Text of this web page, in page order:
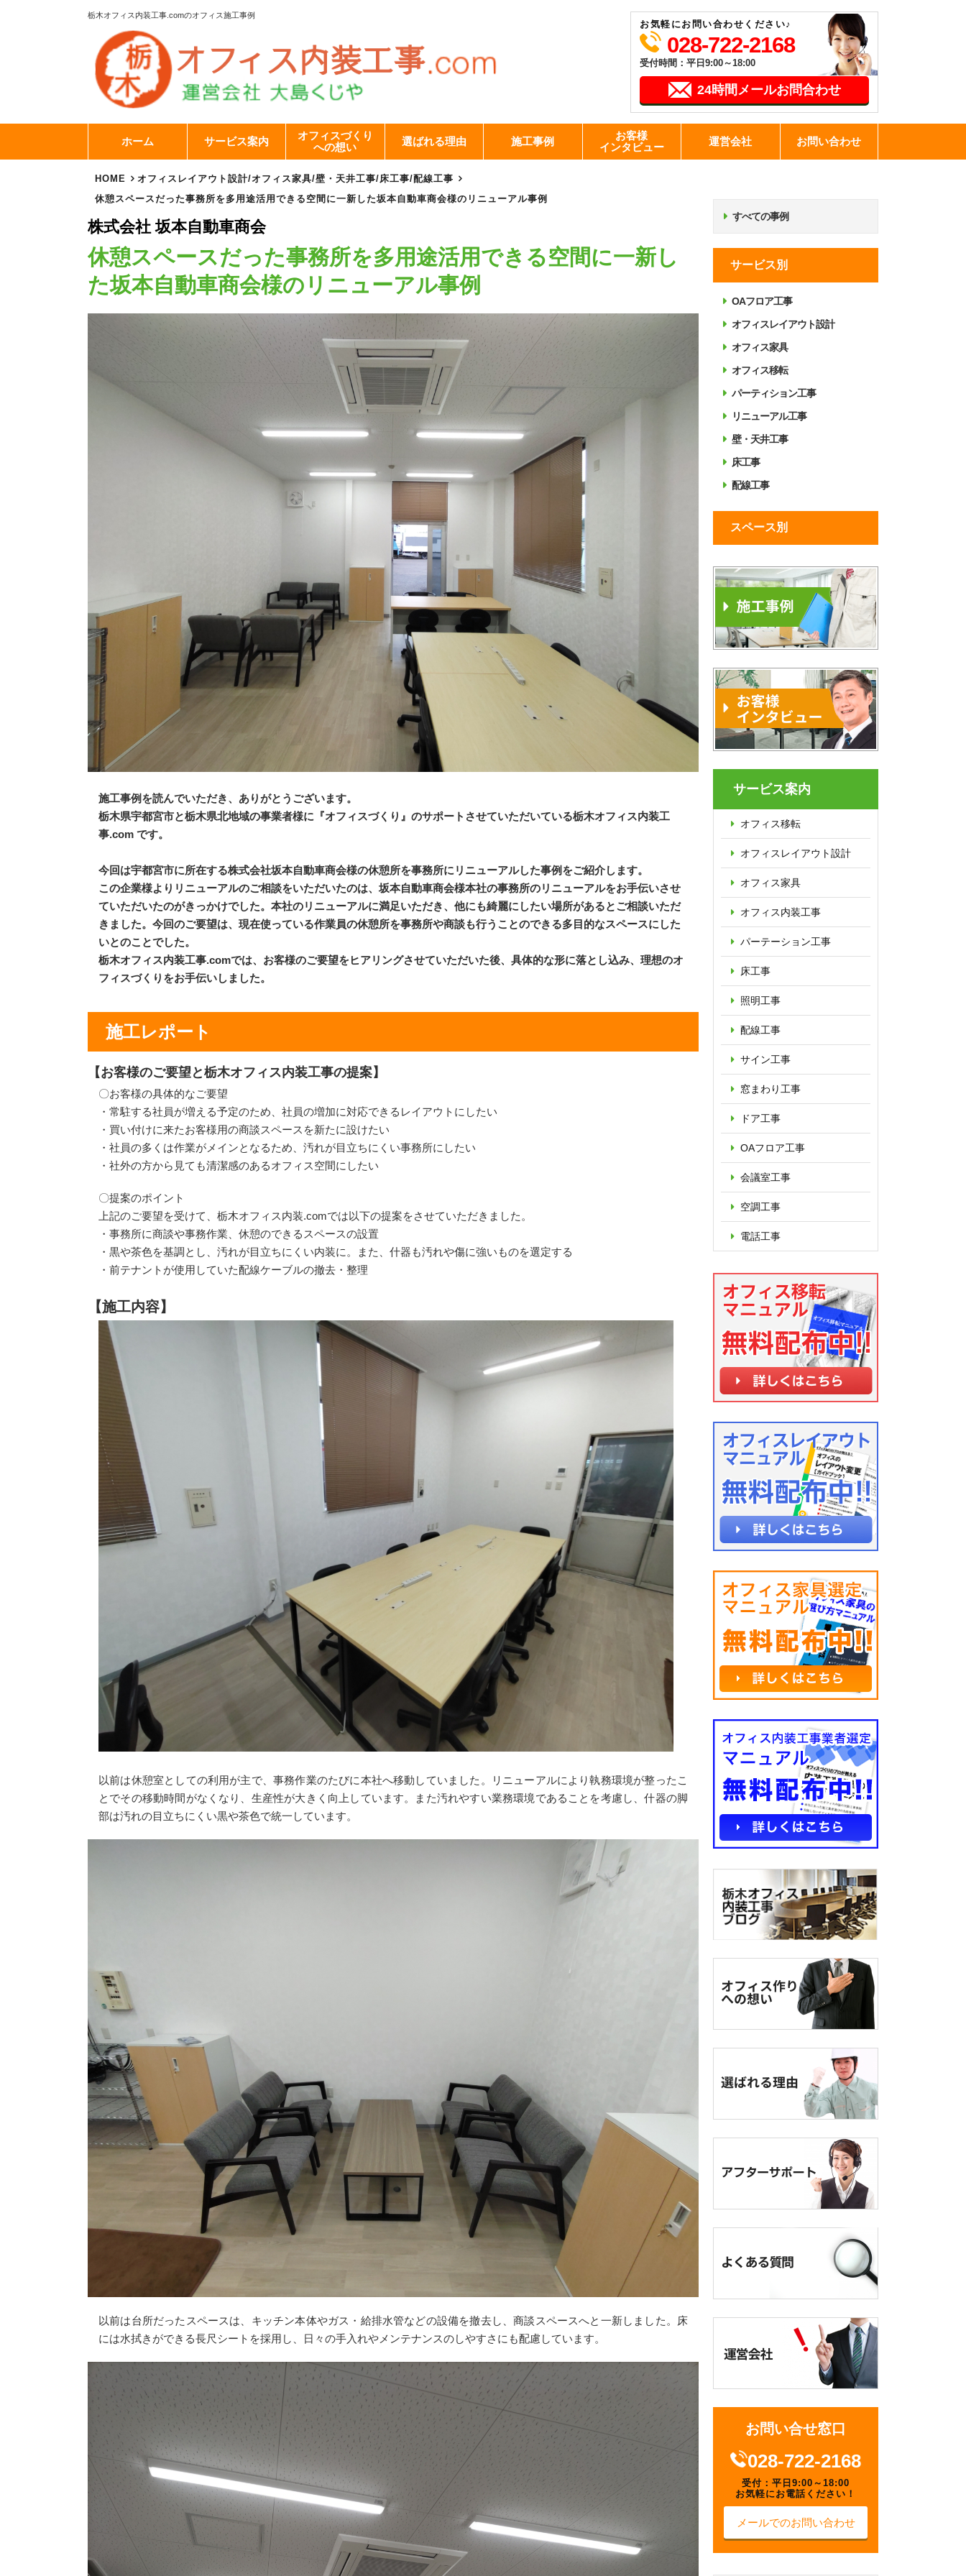
栃木オフィス内装工事.comのオフィス施工事例
お気軽にお問い合わせください♪
028-722-2168
受付時間：平日9:00～18:00
24時間メールお問合わせ
ホーム サービス案内
オフィスづくり
への想い
選ばれる理由 施工事例
お客様
インタビュー
運営会社 お問い合わせ
HOME オフィスレイアウト設計/オフィス家具/壁・天井工事/床工事/配線工事
休憩スペースだった事務所を多用途活用できる空間に一新した坂本自動車商会様のリニューアル事例
株式会社 坂本自動車商会
休憩スペースだった事務所を多用途活用できる空間に一新し
た坂本自動車商会様のリニューアル事例
施工事例を読んでいただき、ありがとうございます。
栃木県宇都宮市と栃木県北地域の事業者様に『オフィスづくり』のサポートさせていただいている栃木オフィス内装工
事.com です。
今回は宇都宮市に所在する株式会社坂本自動車商会様の休憩所を事務所にリニューアルした事例をご紹介します。
この企業様よりリニューアルのご相談をいただいたのは、坂本自動車商会様本社の事務所のリニューアルをお手伝いさせ
ていただいたのがきっかけでした。本社のリニューアルに満足いただき、他にも綺麗にしたい場所があるとご相談いただ
きました。今回のご要望は、現在使っている作業員の休憩所を事務所や商談も行うことのできる多目的なスペースにした
いとのことでした。
栃木オフィス内装工事.comでは、お客様のご要望をヒアリングさせていただいた後、具体的な形に落とし込み、理想のオ
フィスづくりをお手伝いしました。
施工レポート
【お客様のご要望と栃木オフィス内装工事の提案】
〇お客様の具体的なご要望
・常駐する社員が増える予定のため、社員の増加に対応できるレイアウトにしたい
・買い付けに来たお客様用の商談スペースを新たに設けたい
・社員の多くは作業がメインとなるため、汚れが目立ちにくい事務所にしたい
・社外の方から見ても清潔感のあるオフィス空間にしたい
〇提案のポイント
上記のご要望を受けて、栃木オフィス内装.comでは以下の提案をさせていただきました。
・事務所に商談や事務作業、休憩のできるスペースの設置
・黒や茶色を基調とし、汚れが目立ちにくい内装に。また、什器も汚れや傷に強いものを選定する
・前テナントが使用していた配線ケーブルの撤去・整理
【施工内容】
以前は休憩室としての利用が主で、事務作業のたびに本社へ移動していました。リニューアルにより執務環境が整ったこ
とでその移動時間がなくなり、生産性が大きく向上しています。また汚れやすい業務環境であることを考慮し、什器の脚
部は汚れの目立ちにくい黒や茶色で統一しています。
以前は台所だったスペースは、キッチン本体やガス・給排水管などの設備を撤去し、商談スペースへと一新しました。床
には水拭きができる長尺シートを採用し、日々の手入れやメンテナンスのしやすさにも配慮しています。
すべての事例
サービス別
OAフロア工事
オフィスレイアウト設計
オフィス家具
オフィス移転
パーティション工事
リニューアル工事
壁・天井工事
床工事
配線工事
スペース別
サービス案内
オフィス移転
オフィス レイアウト設計
オフィス家具
オフィス内装工事
パーテーション工事
床工事
照明工事
配線工事
サイン工事
窓まわり工事
ドア工事
OAフロア工事
会議室工事
空調工事
電話工事
お問い合せ窓口
028-722-2168
受付：平日9:00～18:00
お気軽にお電話ください！
メールでのお問い合わせ